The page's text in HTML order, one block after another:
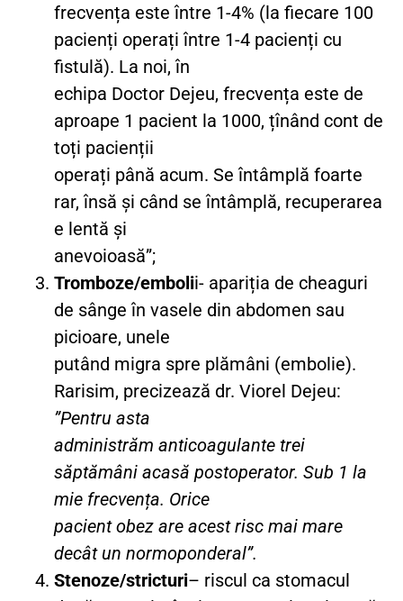
frecvența este între 1-4% (la fiecare 100
pacienți operați între 1-4 pacienți cu
fistulă). La noi, în
echipa Doctor Dejeu, frecvența este de
aproape 1 pacient la 1000, țînând cont de
toți pacienții
operați până acum. Se întâmplă foarte
rar, însă și când se întâmplă, recuperarea
e lentă și
anevoioasă”;
Tromboze/embolii- apariția de cheaguri
de sânge în vasele din abdomen sau
picioare, unele
putând migra spre plămâni (embolie).
Rarisim, precizează dr. Viorel Dejeu:
”Pentru asta
administrăm anticoagulante trei
săptămâni acasă postoperator. Sub 1 la
mie frecvența. Orice
pacient obez are acest risc mai mare
decât un normoponderal”.
Stenoze/stricturi– riscul ca stomacul